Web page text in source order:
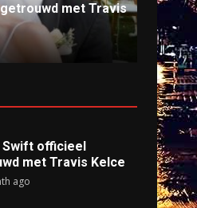
aan om
Anti-
9
Swift officieel
met Travis Kelce
ago